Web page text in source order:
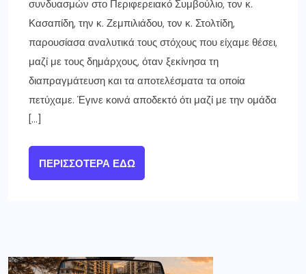
συνδυασμών στο Περιφερειακό Συμβούλιο, τον κ.
Κασαπίδη, την κ. Ζεμπιλιάδου, τον κ. Στολτίδη,
παρουσίασα αναλυτικά τους στόχους που είχαμε θέσει,
μαζί με τους δημάρχους, όταν ξεκίνησα τη
διαπραγμάτευση και τα αποτελέσματα τα οποία
πετύχαμε. Έγινε κοινά αποδεκτό ότι μαζί με την ομάδα
[…]
ΠΕΡΙΣΣΌΤΕΡΑ ΕΔΏ